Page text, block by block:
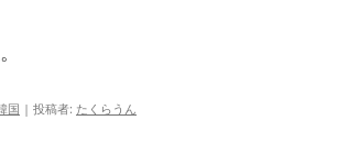
国 | 投稿者: たくらうん